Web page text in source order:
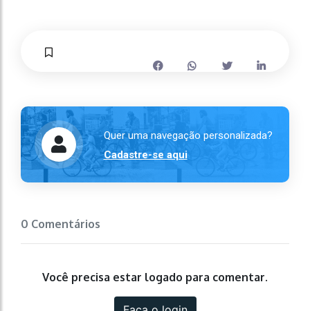
Quer uma navegação personalizada?
Cadastre-se aqui
0 Comentários
Você precisa estar logado para comentar.